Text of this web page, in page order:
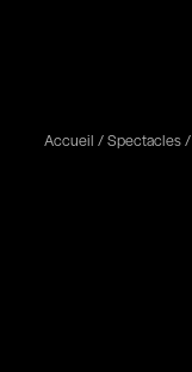
Accueil /Spectacles/